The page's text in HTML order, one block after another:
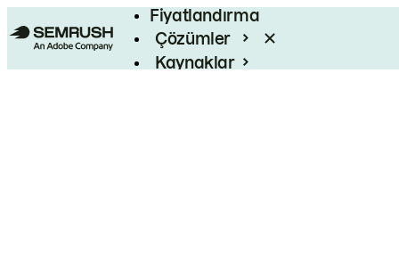
Fiyatlandırma
Çözümler
Kaynaklar